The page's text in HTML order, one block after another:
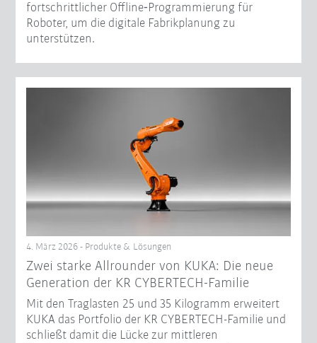
fortschrittlicher Offline‑Programmierung für
Roboter, um die digitale Fabrikplanung zu
unterstützen.
4. März 2026 - Produkte & Lösungen
Zwei starke Allrounder von KUKA: Die neue
Generation der KR CYBERTECH-Familie
Mit den Traglasten 25 und 35 Kilogramm erweitert
KUKA das Portfolio der KR CYBERTECH-Familie und
schließt damit die Lücke zur mittleren